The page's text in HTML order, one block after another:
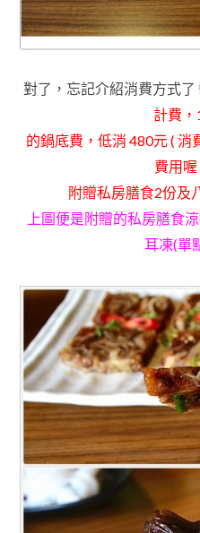
對了 ， 忘記介紹消費方式了
計費
的鍋底費 ， 低消 480元 ( 消
費用喔
附贈私房膳食2份及
上圖便是附贈的私房膳食
耳凍(單